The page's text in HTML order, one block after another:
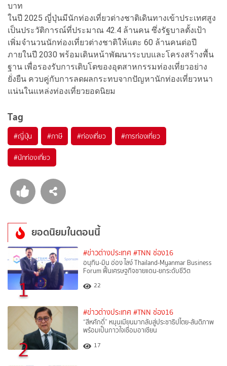
บาท
ในปี 2025 ญี่ปุ่นมีนักท่องเที่ยวต่างชาติเดินทางเข้าประเทศสูง
เป็นประวัติการณ์ที่ประมาณ 42.4 ล้านคน ซึ่งรัฐบาลตั้งเป้า
เพิ่มจำนวนนักท่องเที่ยวต่างชาติให้แตะ 60 ล้านคนต่อปี
ภายในปี 2030 พร้อมเดินหน้าพัฒนาระบบและโครงสร้างพื้น
ฐาน เพื่อรองรับการเติบโตของอุตสาหกรรมท่องเที่ยวอย่าง
ยั่งยืน ควบคู่กับการลดผลกระทบจากปัญหานักท่องเที่ยวหนา
แน่นในแหล่งท่องเที่ยวยอดนิยม
Tag
#ญี่ปุ่น #ภาษี #ท่องเที่ยว #การท่องเที่ยว
#นักท่องเที่ยว
ยอดนิยมในตอนนี้
1
#ข่าวต่างประเทศ #TNN ช่อง16
อนุทิน-มิน อ่อง ไลง์ Thailand-Myanmar Business
Forum ฟื้นเศรษฐกิจชายแดน-ยกระดับชีวิต
22
2
#ข่าวต่างประเทศ #TNN ช่อง16
“สีหศักดิ์”​ หนุนเมียนมากลับสู่ประชาธิปไตย-สันติภาพ
พร้อมเป็นกาวใจเชื่อมอาเซียน
17